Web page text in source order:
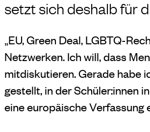
setzt sich deshalb für
„EU, Green Deal, LGBTQ-
Netzwerken. Ich will, dass
mitdiskutieren. Gerade habe
gestellt, in der Schüler:innen
eine europäische Verfassung